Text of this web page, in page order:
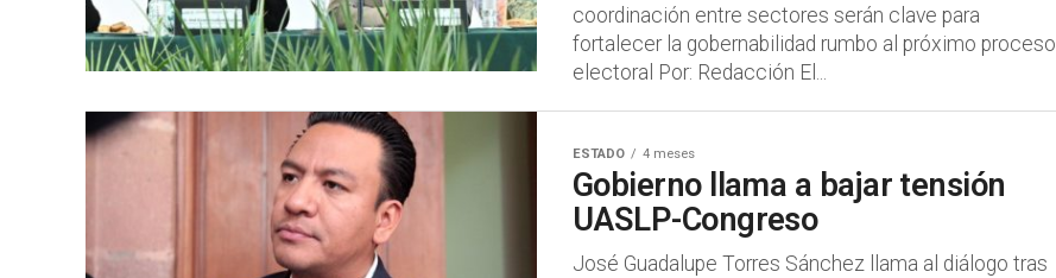
coordinación entre sectores serán clave para
fortalecer la gobernabilidad rumbo al próximo proceso
electoral Por: Redacción El...
ESTADO 4 meses
Gobierno llama a bajar tensión
UASLP-Congreso
José Guadalupe Torres Sánchez llama al diálogo tras